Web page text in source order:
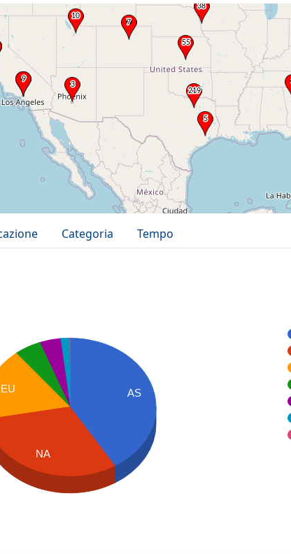
Categoria
Tempo
AS
EU
NA